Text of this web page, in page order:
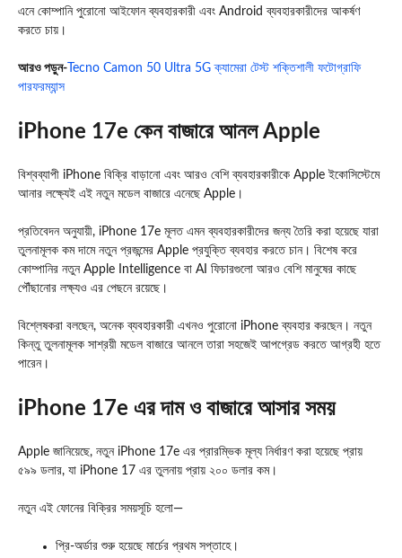
এনে কোম্পানি পুরোনো আইফোন ব্যবহারকারী এবং Android ব্যবহারকারীদের আকর্ষণ
করতে চায়।
আরও পড়ুন- Tecno Camon 50 Ultra 5G ক্যামেরা টেস্ট শক্তিশালী ফটোগ্রাফি
পারফরম্যান্স
iPhone 17e কেন বাজারে আনল Apple
বিশ্বব্যাপী iPhone বিক্রি বাড়ানো এবং আরও বেশি ব্যবহারকারীকে Apple ইকোসিস্টেমে
আনার লক্ষ্যেই এই নতুন মডেল বাজারে এনেছে Apple।
প্রতিবেদন অনুযায়ী, iPhone 17e মূলত এমন ব্যবহারকারীদের জন্য তৈরি করা হয়েছে যারা
তুলনামূলক কম দামে নতুন প্রজন্মের Apple প্রযুক্তি ব্যবহার করতে চান। বিশেষ করে
কোম্পানির নতুন Apple Intelligence বা AI ফিচারগুলো আরও বেশি মানুষের কাছে
পৌঁছানোর লক্ষ্যও এর পেছনে রয়েছে।
বিশ্লেষকরা বলছেন, অনেক ব্যবহারকারী এখনও পুরোনো iPhone ব্যবহার করছেন। নতুন
কিন্তু তুলনামূলক সাশ্রয়ী মডেল বাজারে আনলে তারা সহজেই আপগ্রেড করতে আগ্রহী হতে
পারেন।
iPhone 17e এর দাম ও বাজারে আসার সময়
Apple জানিয়েছে, নতুন iPhone 17e এর প্রারম্ভিক মূল্য নির্ধারণ করা হয়েছে প্রায়
৫৯৯ ডলার, যা iPhone 17 এর তুলনায় প্রায় ২০০ ডলার কম।
নতুন এই ফোনের বিক্রির সময়সূচি হলো—
প্রি-অর্ডার শুরু হয়েছে মার্চের প্রথম সপ্তাহে।